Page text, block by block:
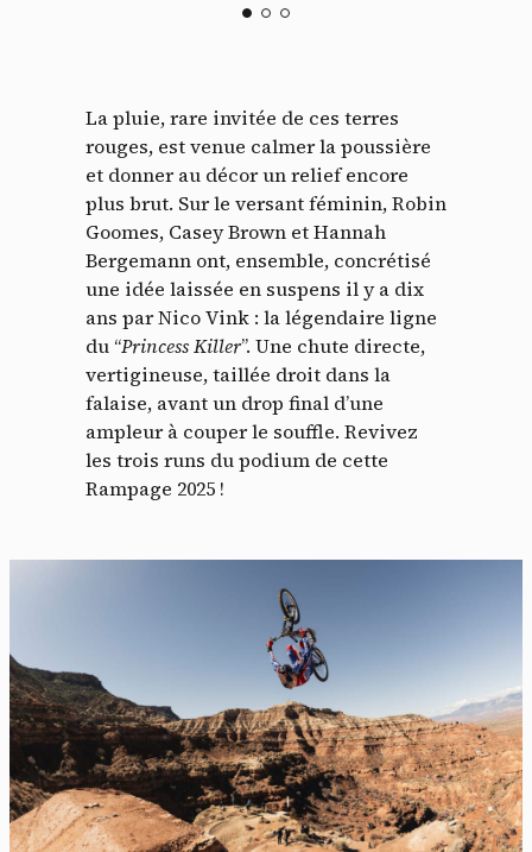
La pluie, rare invitée de ces terres
rouges, est venue calmer la poussière
et donner au décor un relief encore
plus brut. Sur le versant féminin, Robin
Goomes, Casey Brown et Hannah
Bergemann ont, ensemble, concrétisé
une idée laissée en suspens il y a dix
ans par Nico Vink : la légendaire ligne
du “Princess Killer”. Une chute directe,
vertigineuse, taillée droit dans la
falaise, avant un drop final d’une
ampleur à couper le souffle. Revivez
les trois runs du podium de cette
Rampage 2025 !